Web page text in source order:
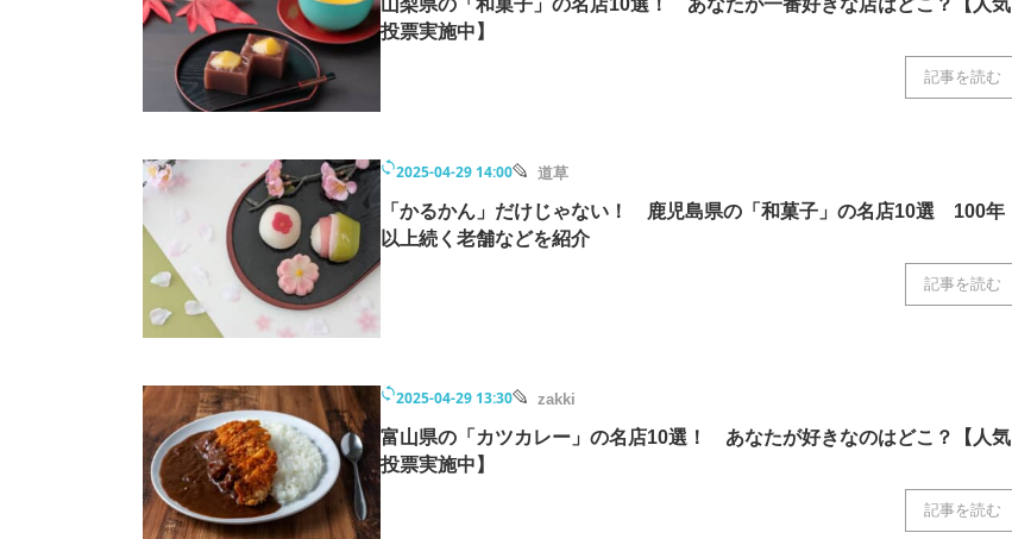
山梨県の「和菓子」の名店10選！ あなたが一番好きな店はどこ？【人気
投票実施中】
記事を読む
2025-04-29 14:00 道草
「かるかん」だけじゃない！ 鹿児島県の「和菓子」の名店10選 100年
以上続く老舗などを紹介
記事を読む
2025-04-29 13:30 zakki
富山県の「カツカレー」の名店10選！ あなたが好きなのはどこ？【人気
投票実施中】
記事を読む